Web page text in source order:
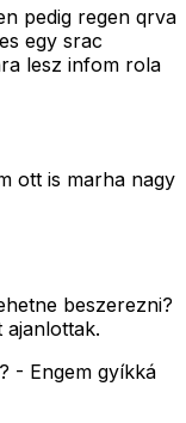
pedig regen qrva
egy srac
lesz infom rola
ott is marha nagy
beszerezni?
ajanlottak.
- Engem gyíkká